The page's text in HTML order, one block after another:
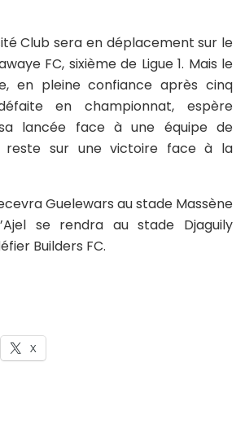
Club sera en déplacement sur le
FC, sixième de Ligue 1. Mais le
en pleine confiance après cinq
en championnat, espère
lancée face à une équipe de
reste sur une victoire face à la
Guelewars au stade Massène
se rendra au stade Djaguily
Builders FC.
X